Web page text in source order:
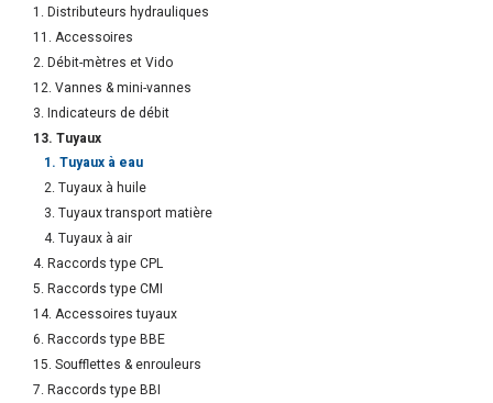
1. Distributeurs hydrauliques
11. Accessoires
2. Débit-mètres et Vido
12. Vannes & mini-vannes
3. Indicateurs de débit
13. Tuyaux
1. Tuyaux à eau
2. Tuyaux à huile
3. Tuyaux transport matière
4. Tuyaux à air
4. Raccords type CPL
5. Raccords type CMI
14. Accessoires tuyaux
6. Raccords type BBE
15. Soufflettes & enrouleurs
7. Raccords type BBI